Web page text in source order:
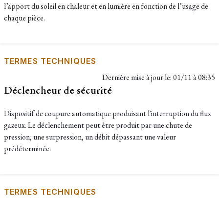
l’apport du soleil en chaleur et en lumière en fonction de l’usage de
chaque pièce.
TERMES TECHNIQUES
Dernière mise à jour le:01/11 à 08:35
Déclencheur de sécurité
Dispositif de coupure automatique produisant l'interruption du flux
gazeux. Le déclenchement peut être produit par une chute de
pression, une surpression, un débit dépassant une valeur
prédéterminée.
TERMES TECHNIQUES